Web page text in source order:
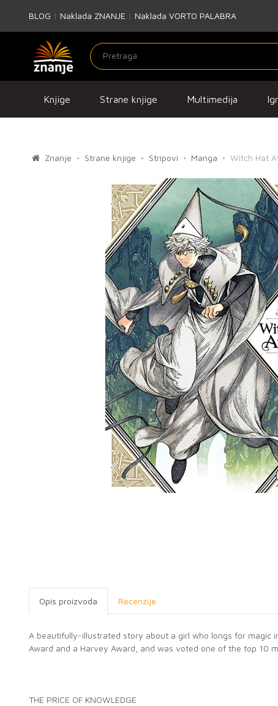
BLOG | Naklada ZNANJE | Naklada VORTO PALABRA
Knjige Strane knjige Multimedija
Znanje Strane knjige Stripovi Manga Witch Hat
Opis proizvoda Recenzije
A beautifully-illustrated story about a girl who longs for magic
Award and a Harvey Award, and was voted one of the top 10
THE PRICE OF KNOWLEDGE